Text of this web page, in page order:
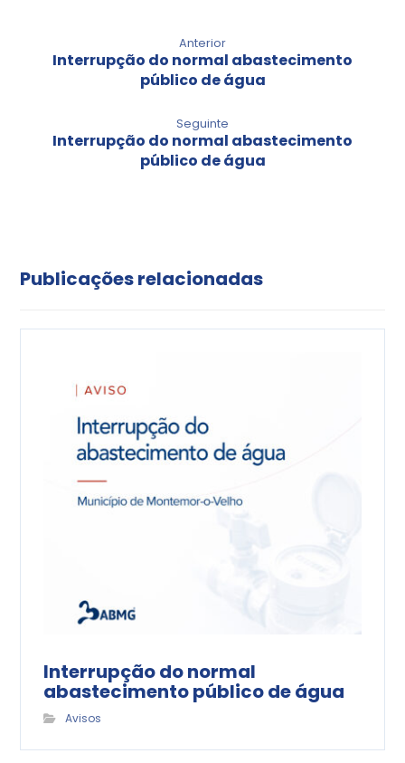
Anterior
Interrupção do normal abastecimento
público de água
Seguinte
Interrupção do normal abastecimento
público de água
Publicações relacionadas
Interrupção do normal
abastecimento público de água
Avisos